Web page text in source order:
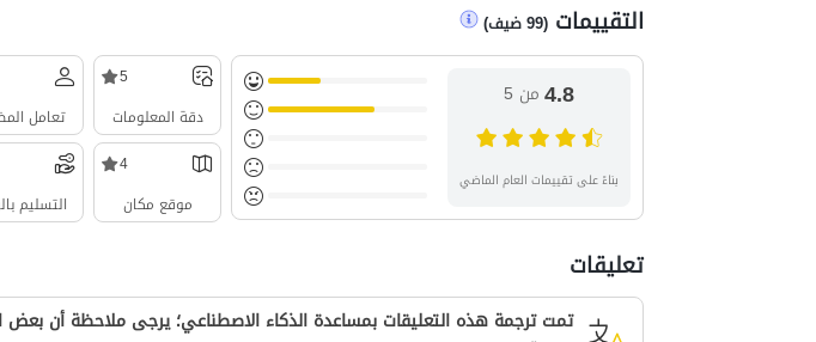
التقييمات (
99ضيف)
4.8من 5
بناءً على تقييمات العام الماضي
5
دقة المعلومات
تعامل
4
موقع مكان
التسليم
تعليقات
تمت ترجمة هذه التعليقات بمساعدة الذكاء الاصطناعي؛ يرجى ملاحظة أن بعض